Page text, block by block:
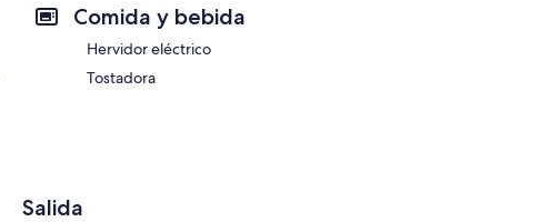
Comida y bebida
Hervidor eléctrico
Tostadora
Salida